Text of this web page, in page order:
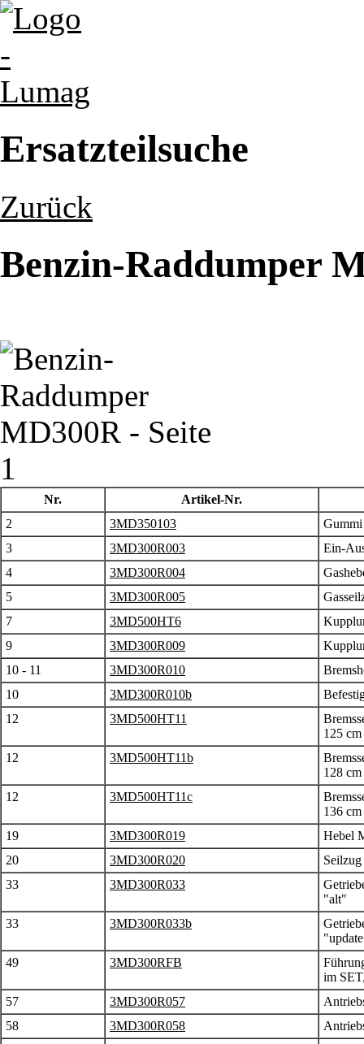
Ersatzteilsuche
Zurück
Benzin-Raddumper
Nr.
Artikel-Nr.
2
3MD350103
3
3MD300R003
Ein-
4
3MD300R004
5
3MD300R005
7
3MD500HT6
9
3MD300R009
10 - 11
3MD300R010
10
3MD300R010b
12
3MD500HT11
125 cm
12
3MD500HT11b
128 cm
12
3MD500HT11c
136 cm
19
3MD300R019
Hebel
20
3MD300R020
33
3MD300R033
"alt"
33
3MD300R033b
49
3MD300RFB
im
57
3MD300R057
58
3MD300R058